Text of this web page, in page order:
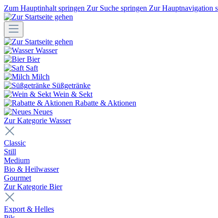
Zum Hauptinhalt springen Zur Suche springen Zur Hauptnavigation
Wasser
Bier
Saft
Milch
Süßgetränke
Wein & Sekt
Rabatte & Aktionen
Neues
Zur Kategorie Wasser
Classic
Still
Medium
Bio & Heilwasser
Gourmet
Zur Kategorie Bier
Export & Helles